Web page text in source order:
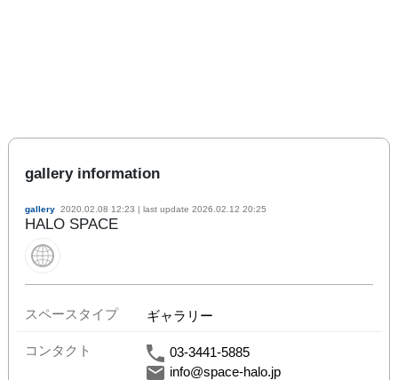
gallery information
gallery 2020.02.08 12:23 | last update 2026.02.12 20:25
HALO SPACE
スペースタイプ ギャラリー
コンタクト
03-3441-5885
info@space-halo.jp